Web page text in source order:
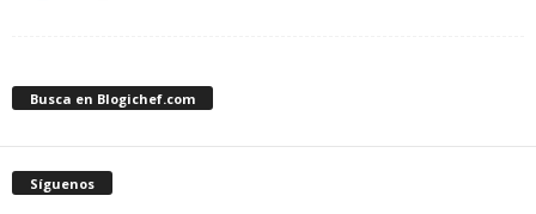
Busca en Blogichef.com
Síguenos